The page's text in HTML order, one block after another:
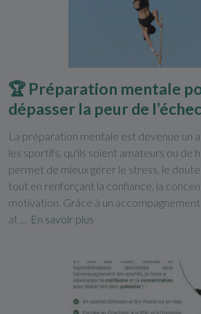
🏆 Préparation mentale
dépasser la peur de
La préparation mentale est devenue un
les sportifs, qu'ils soient amateurs ou de
permet de mieux gérer le stress, le
tout en renforçant la confiance, la
motivation. Grâce à un
at ...
En savoir plus